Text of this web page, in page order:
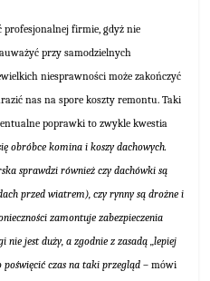
profesjonalnej firmie, gdyż nie
przy samodzielnych
niesprawności może zakończyć
nas na spore koszty remontu. Taki
poprawki to zwykle kwestia
obróbce komina i koszy dachowych.
sprawdzi również czy dachówki są
przed wiatrem), czy rynny są drożne i
zamontuje zabezpieczenia
nie jest duży, a zgodnie z zasadą „lepiej
poświęcić czas na taki przegląd– mówi